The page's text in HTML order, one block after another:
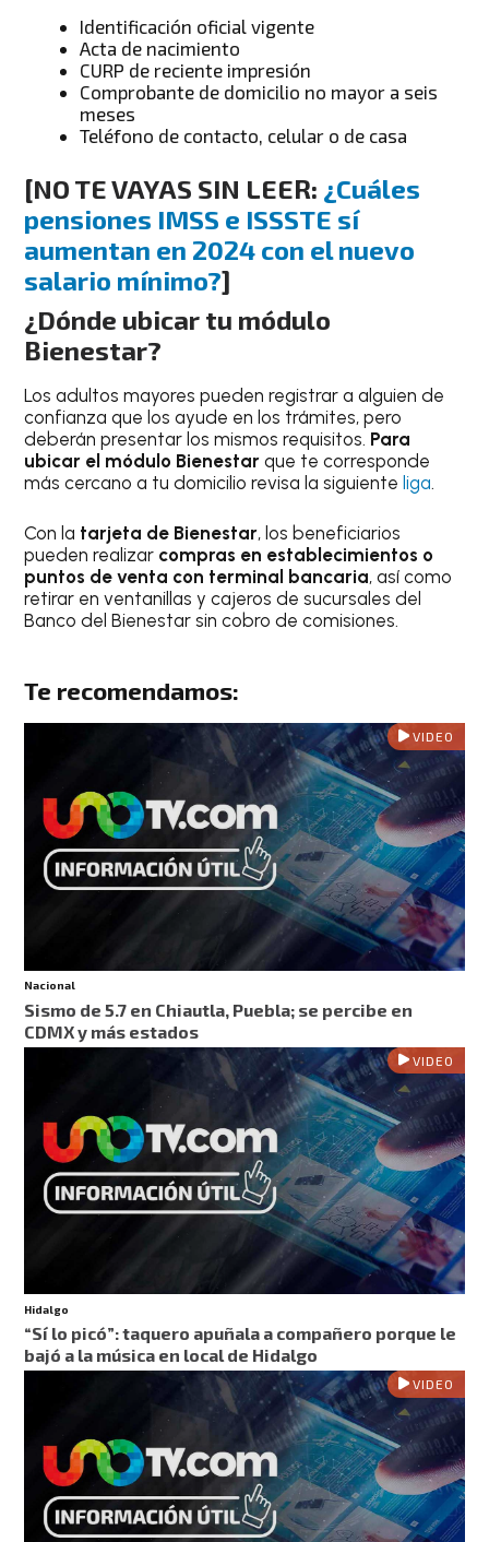
Identificación oficial vigente
Acta de nacimiento
CURP de reciente impresión
Comprobante de domicilio no mayor a seis
meses
Teléfono de contacto, celular o de casa
[NO TE VAYAS SIN LEER: ¿Cuáles
pensiones IMSS e ISSSTE sí
aumentan en 2024 con el nuevo
salario mínimo?]
¿Dónde ubicar tu módulo
Bienestar?
Los adultos mayores pueden registrar a alguien de
confianza que los ayude en los trámites, pero
deberán presentar los mismos requisitos. Para
ubicar el módulo Bienestarque te corresponde
más cercano a tu domicilio revisa la siguiente liga.
Con la tarjeta de Bienestar, los beneficiarios
pueden realizar compras en establecimientos o
puntos de venta con terminal bancaria, así como
retirar en ventanillas y cajeros de sucursales del
Banco del Bienestar sin cobro de comisiones.
Te recomendamos:
VIDEO
Nacional
Sismo de 5.7 en Chiautla, Puebla; se percibe en
CDMX y más estados
VIDEO
Hidalgo
“Sí lo picó”: taquero apuñala a compañero porque le
bajó a la música en local de Hidalgo
VIDEO